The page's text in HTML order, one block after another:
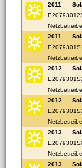
2011
2011
2012
2012
2013
2013